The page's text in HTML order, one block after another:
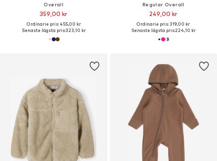
Overall
359,00 kr
Ordinarie pris: 455,00 kr
Senaste lägsta pris:323,10 kr
Regular Overall
249,00 kr
Ordinarie pris: 319,00 kr
Senaste lägsta pris:224,10 kr